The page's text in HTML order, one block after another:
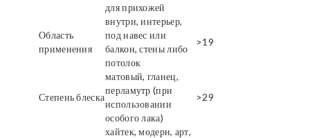
для прихожей
Область
применения
внутри, интерьер,
под навес или
балкон, стены либо
потолок
>19
Степень блеска
матовый, гланец,
перламутр (при
использовании
особого лака)
>29
хайтек, модерн, арт,